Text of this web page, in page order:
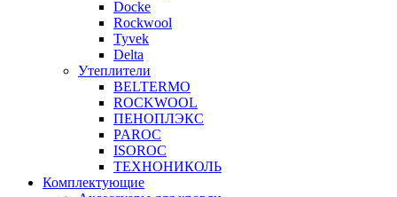
Docke
Rockwool
Tyvek
Delta
Утеплители
BELTERMO
ROCKWOOL
ПЕНОПЛЭКС
PAROC
ISOROC
ТЕХНОНИКОЛЬ
Комплектующие